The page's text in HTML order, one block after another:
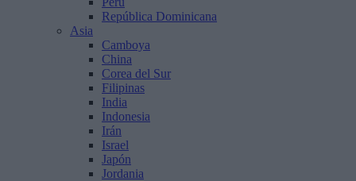
República Dominicana
Asia
Camboya
China
Corea del Sur
Filipinas
India
Indonesia
Irán
Israel
Japón
Jordania